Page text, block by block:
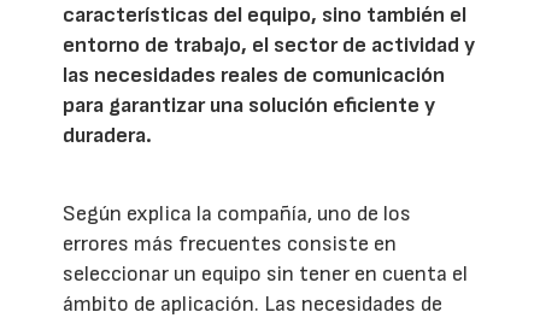
características del equipo, sino también el
entorno de trabajo, el sector de actividad y
las necesidades reales de comunicación
para garantizar una solución eficiente y
duradera.
Según explica la compañía, uno de los
errores más frecuentes consiste en
seleccionar un equipo sin tener en cuenta el
ámbito de aplicación. Las necesidades de